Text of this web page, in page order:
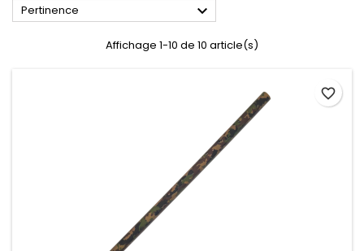
Pertinence 
Affichage 1-10 de 10 article(s)
favorite_border